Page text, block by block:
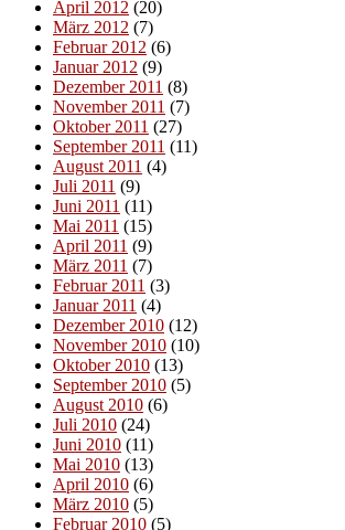
April 2012 (20)
März 2012 (7)
Februar 2012 (6)
Januar 2012 (9)
Dezember 2011 (8)
November 2011 (7)
Oktober 2011 (27)
September 2011 (11)
August 2011 (4)
Juli 2011 (9)
Juni 2011 (11)
Mai 2011 (15)
April 2011 (9)
März 2011 (7)
Februar 2011 (3)
Januar 2011 (4)
Dezember 2010 (12)
November 2010 (10)
Oktober 2010 (13)
September 2010 (5)
August 2010 (6)
Juli 2010 (24)
Juni 2010 (11)
Mai 2010 (13)
April 2010 (6)
März 2010 (5)
Februar 2010 (5)